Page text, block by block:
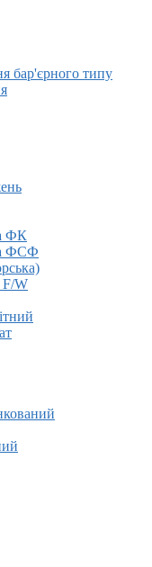
бар'єрного типу
ФК
ФСФ
F/W